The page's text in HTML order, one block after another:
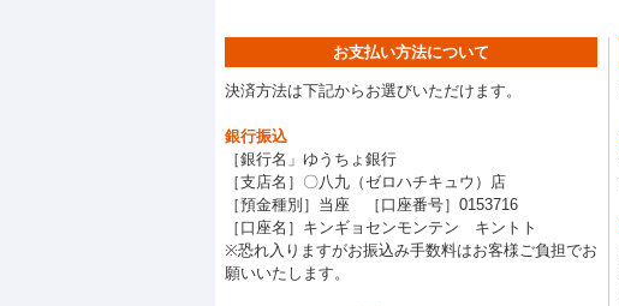
お支払い方法について
決済方法は下記からお選びいただけます。
銀行振込
［銀行名」ゆうちょ銀行
［支店名］〇八九（ゼロハチキュウ）店
［預金種別］当座 ［口座番号］0153716
［口座名］キンギョセンモンテン キントト
※恐れ入りますがお振込み手数料はお客様ご負担でお
願いいたします。